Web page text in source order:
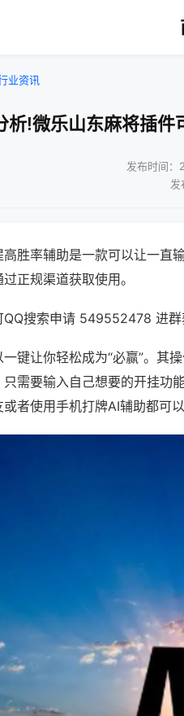
业资讯
析!微乐山东麻将插件
发布时间
发
胜率辅助是一款可以让一直
正规渠道获取使用。
QQ搜索申请 549552478 进群
键让你轻松成为“必赢”。其
只需要输入自己想要的开挂功
者使用手机打牌AI辅助都可以